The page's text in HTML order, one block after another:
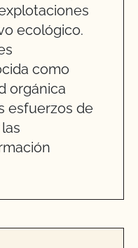
ecológico.
como
orgánica
esfuerzos de